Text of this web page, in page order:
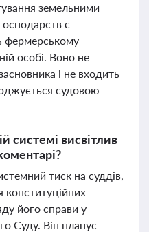
земельними
є
фермерському
особі. Воно не
і не входить
судовою
системі висвітлив
тиск на суддів,
конституційних
його справи у
Суду. Він планує